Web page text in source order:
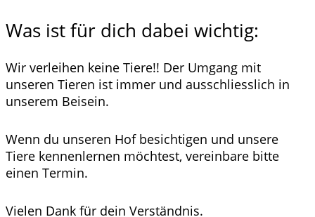
Was ist für dich dabei wichtig:
Wir verleihen keine Tiere!! Der Umgang mit
unseren Tieren ist immer und ausschliesslich in
unserem Beisein.
Wenn du unseren Hof besichtigen und unsere
Tiere kennenlernen möchtest, vereinbare bitte
einen Termin.
Vielen Dank für dein Verständnis.